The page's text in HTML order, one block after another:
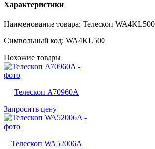
Характеристики
Наименование товара: Телескоп WA4KL500
Символьный код: WA4KL500
Похожие товары
Телескоп A70960A
Запросить цену
Телескоп WA52006A